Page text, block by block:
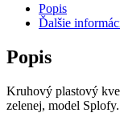
Popis
Ďalšie
Popis
Kruhový plastový
zelenej, model Splofy.